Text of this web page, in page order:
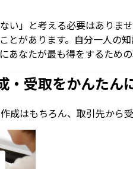
い」と考える必要はあり
とがあります。自分一人の
あなたが最も得をするため
・ 受取をかんたん
成はもちろん、 取引先から